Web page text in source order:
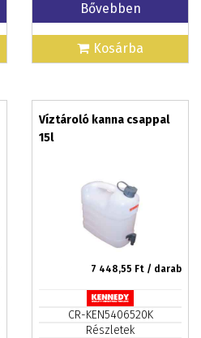
Bővebben
Kosárba
Víztároló kanna csappal
15l
7 448,55 Ft / darab
CR-KEN5406520K
Részletek